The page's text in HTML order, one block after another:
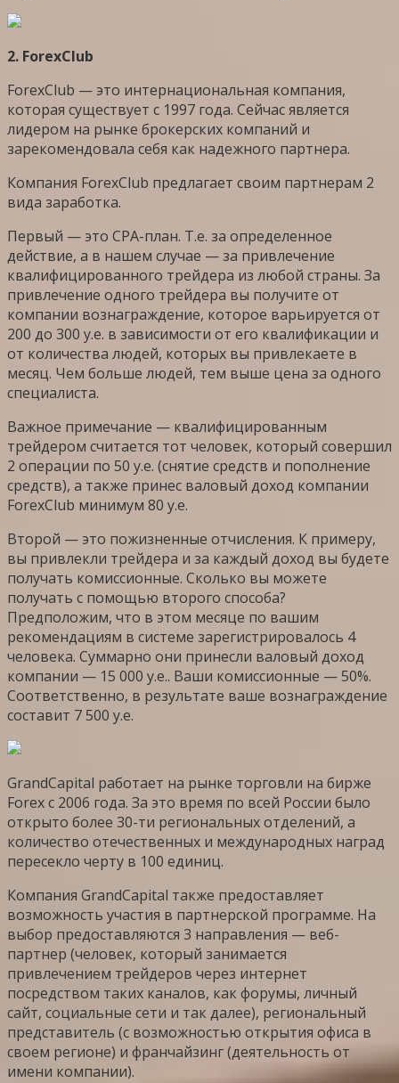
2. ForexClub
ForexClub — это интернациональная компания,
которая существует с 1997 года. Сейчас является
лидером на рынке брокерских компаний и
зарекомендовала себя как надежного партнера.
Компания ForexClub предлагает своим партнерам 2
вида заработка.
Первый — это CPA-план. Т.е. за определенное
действие, а в нашем случае — за привлечение
квалифицированного трейдера из любой страны. За
привлечение одного трейдера вы получите от
компании вознаграждение, которое варьируется от
200 до 300 у.е. в зависимости от его квалификации и
от количества людей, которых вы привлекаете в
месяц. Чем больше людей, тем выше цена за одного
специалиста.
Важное примечание — квалифицированным
трейдером считается тот человек, который совершил
2 операции по 50 у.е. (снятие средств и пополнение
средств), а также принес валовый доход компании
ForexClub минимум 80 у.е.
Второй — это пожизненные отчисления. К примеру,
вы привлекли трейдера и за каждый доход вы будете
получать комиссионные. Сколько вы можете
получать с помощью второго способа?
Предположим, что в этом месяце по вашим
рекомендациям в системе зарегистрировалось 4
человека. Суммарно они принесли валовый доход
компании — 15 000 у.е.. Ваши комиссионные — 50%.
Соответственно, в результате ваше вознаграждение
составит 7 500 у.е.
GrandCapital работает на рынке торговли на бирже
Forex с 2006 года. За это время по всей России было
открыто более 30-ти региональных отделений, а
количество отечественных и международных наград
пересекло черту в 100 единиц.
Компания GrandCapital также предоставляет
возможность участия в партнерской программе. На
выбор предоставляются 3 направления — веб-
партнер (человек, который занимается
привлечением трейдеров через интернет
посредством таких каналов, как форумы, личный
сайт, социальные сети и так далее), региональный
представитель (с возможностью открытия офиса в
своем регионе) и франчайзинг (деятельность от
имени компании).